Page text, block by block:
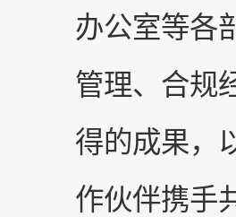
办公室等各
管理、合规
得的成果，
作伙伴携手